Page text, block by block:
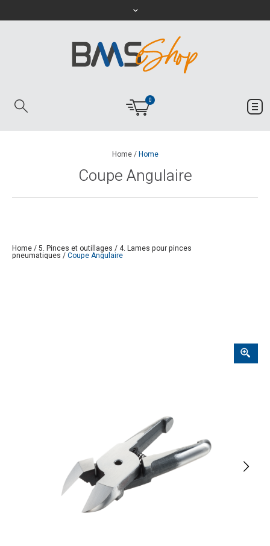
0
Home/Home
Coupe Angulaire
Home/5. Pinces et outillages /4. Lames pour pinces
pneumatiques /Coupe Angulaire